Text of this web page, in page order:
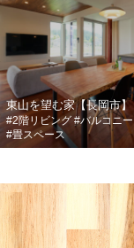
東山を望む家【長岡市】
#2階リビング #バルコニー
#畳スペース